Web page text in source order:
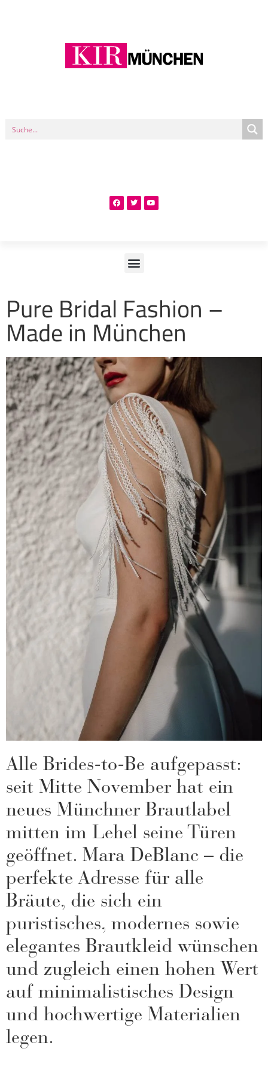
Pure Bridal Fashion –
Made in München
Alle Brides-to-Be aufgepasst:
seit Mitte November hat ein
neues Münchner Brautlabel
mitten im Lehel seine Türen
geöffnet. Mara DeBlanc – die
perfekte Adresse für alle
Bräute, die sich ein
puristisches, modernes sowie
elegantes Brautkleid wünschen
und zugleich einen hohen Wert
auf minimalistisches Design
und hochwertige Materialien
legen.